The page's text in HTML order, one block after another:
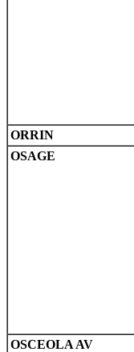
ORRIN
OSAGE
OSCEOLA AV